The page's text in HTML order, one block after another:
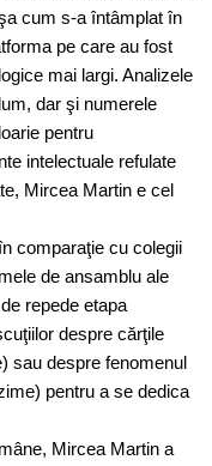
cum s-a întâmplat în
pe care au fost
mai largi. Analizele
dar şi numerele
pentru
intelectuale refulate
Mircea Martin e cel
comparaţie cu colegii
de ansamblu ale
repede etapa
despre cărţile
sau despre fenomenul
pentru a se dedica
Mircea Martin a